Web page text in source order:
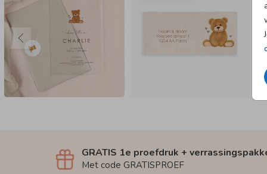
GRATIS 1e proefdruk +
Met code GRATISPROEF